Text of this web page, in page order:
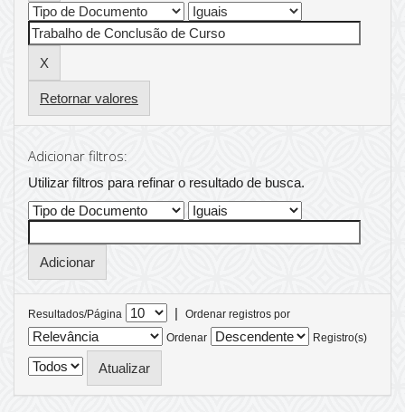
Retornar valores
Adicionar filtros:
Utilizar filtros para refinar o resultado de busca.
Resultados/Página |
Ordenar registros por
Ordenar
Registro(s)